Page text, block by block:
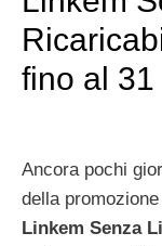
fino al
Ancora pochi
della
Linkem Senza